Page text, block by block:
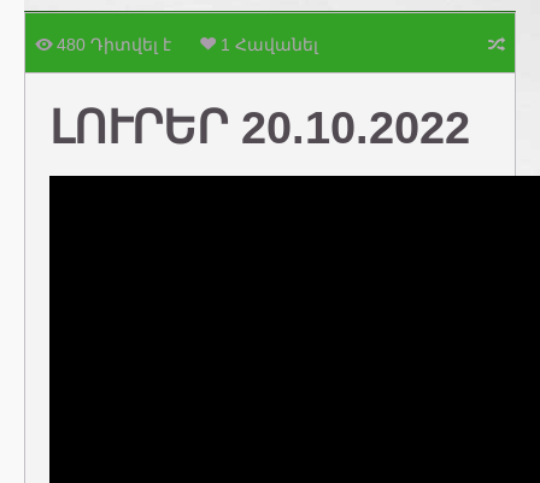
480 Դիտվել է 1 Հավանել
ԼՈՒՐԵՐ 20.10.2022